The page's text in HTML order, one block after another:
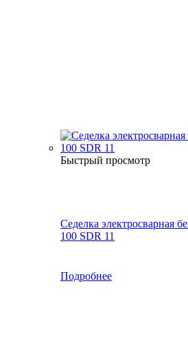
Быстрый просмотр
Седелка электросварная
100 SDR 11
Подробнее